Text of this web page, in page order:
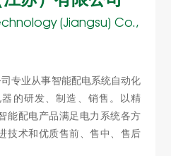
(Jiangsu) Co.,
专业从事智能配电系统自动化
的研发、制造、销售。以精
能配电产品满足电力系统各方
技术和优质售前、售中、售后